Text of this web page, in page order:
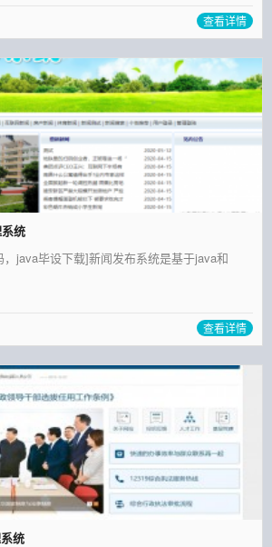
查看详情
统
java毕设下载]新闻发布系统是基于java和
查看详情
统